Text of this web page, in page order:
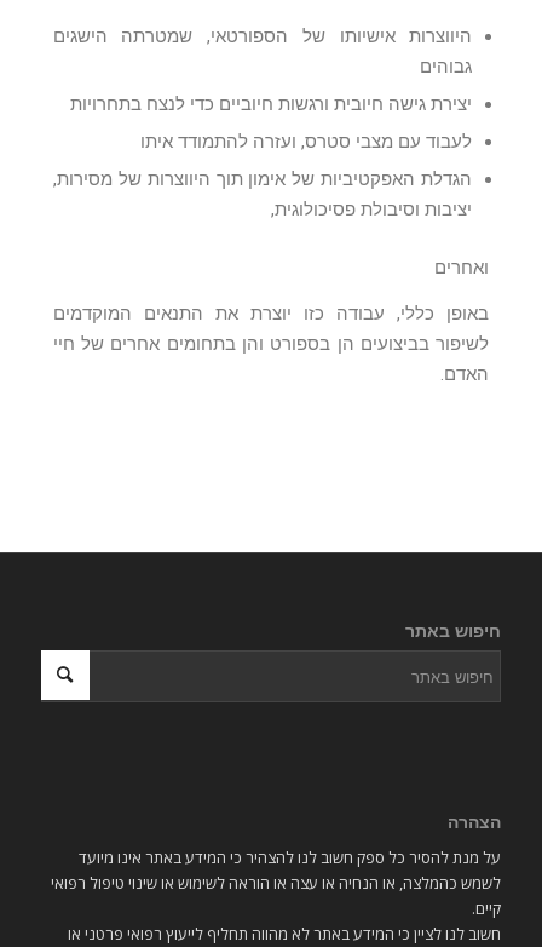
היווצרות אישיותו של הספורטאי, שמטרתה הישגים
גבוהים
יצירת גישה חיובית ורגשות חיוביים כדי לנצח בתחרויות
לעבוד עם מצבי סטרס, ועזרה להתמודד איתו
הגדלת האפקטיביות של אימון תוך היווצרות של מסירות,
יציבות וסיבולת פסיכולוגית,
ואחרים
באופן כללי, עבודה כזו יוצרת את התנאים המוקדמים
לשיפור בביצועים הן בספורט והן בתחומים אחרים של חיי
האדם.
חיפוש באתר
הצהרה
על מנת להסיר כל ספק חשוב לנו להצהיר כי המידע באתר אינו מיועד
לשמש כהמלצה, או הנחיה או עצה או הוראה לשימוש או שינוי טיפול רפואי
קיים.
חשוב לנו לציין כי המידע באתר לא מהווה תחליף לייעוץ רפואי פרטני או